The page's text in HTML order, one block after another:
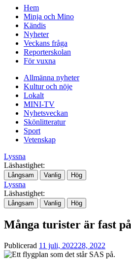
Hem
Minja och Mino
Kändis
Nyheter
Veckans fråga
Reporterskolan
För vuxna
Allmänna nyheter
Kultur och nöje
Lokalt
MINI-TV
Nyhetsveckan
Skönlitteratur
Sport
Vetenskap
Lyssna
Läshastighet:
Långsam Vanlig Hög
Lyssna
Läshastighet:
Långsam Vanlig Hög
Många turister är fast
Publicerad 11 juli, 202228, 2022